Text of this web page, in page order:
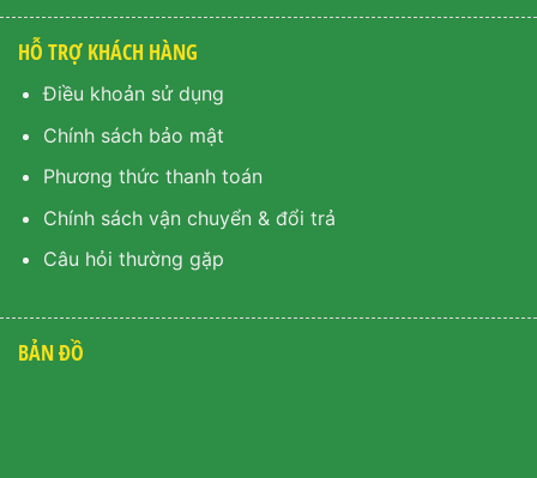
HỖ TRỢ KHÁCH HÀNG
Điều khoản sử dụng
Chính sách bảo mật
Phương thức thanh toán
Chính sách vận chuyển & đổi trả
Câu hỏi thường gặp
BẢN ĐỒ